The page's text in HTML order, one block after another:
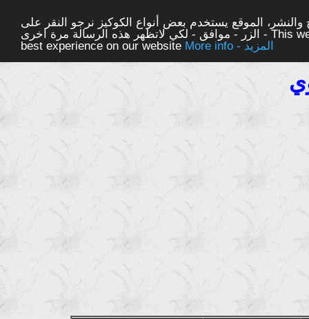
الموقع يستخدم بعض أنواع الكوكيز نرجو النقر على
الزر - موافق - لكي لاتظهر هذه الرسالة مرة اخرى - This website uses cookies to ensure you get the
best experience on our website
More info - المزيد